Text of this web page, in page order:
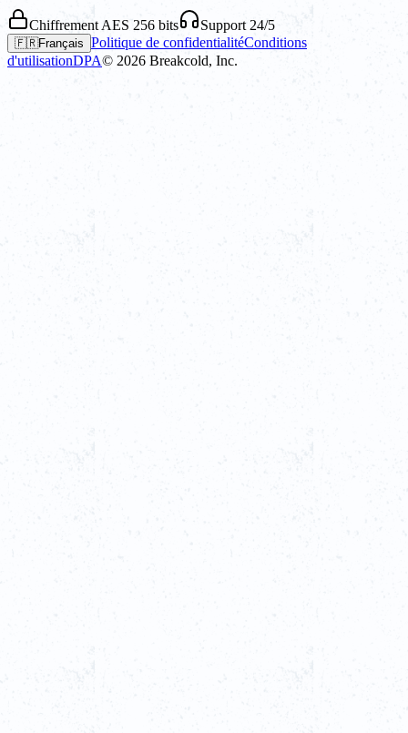
Chiffrement AES 256 bits Support 24/5
🇫🇷Français Politique de confidentialitéConditions
d'utilisationDPA© 2026 Breakcold, Inc.